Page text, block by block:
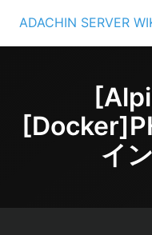
content
ADACHIN SERVER
イ